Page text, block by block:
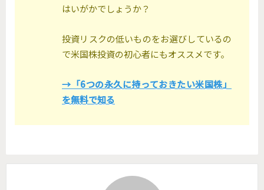
はいがかでしょうか？
投資リスクの低いものをお選びしているの
で米国株投資の初心者にもオススメです。
→「6つの永久に持っておきたい米国株」
を無料で知る